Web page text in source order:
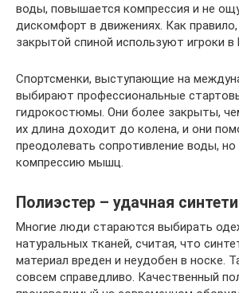
воды, повышается компрессия и не
дискомфорт в движениях. Как правило,
закрытой спиной используют игроки в
Спортсменки, выступающие на
выбирают профессиональные
гидрокостюмы. Они более закрыты,
их длина доходит до колена, и они
преодолевать сопротивление воды,
компрессию мышц.
Полиэстер – удачная
Многие люди стараются выбирать
натуральных тканей, считая, что
материал вреден и неудобен в носке.
совсем справедливо. Качественный